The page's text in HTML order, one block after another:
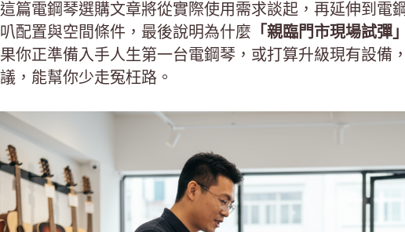
這篇電鋼琴選購文章將從實際使用需求談起，再延伸到電
叭配置與空間條件，最後說明為什麼 「親臨門市現場試彈」
果你正準備入手人生第一台電鋼琴，或打算升級現有設備
議，能幫你少走冤枉路。